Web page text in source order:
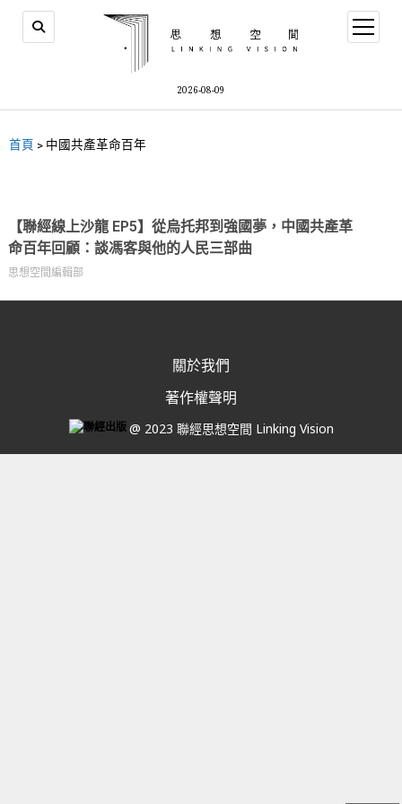
2026-08-09
首頁 > 中國共產革命百年
【聯經線上沙龍 EP5】從烏托邦到強國夢，中國共產革
命百年回顧：談馮客與他的人民三部曲
思想空間編輯部
關於我們
著作權聲明
@ 2023 聯經思想空間 Linking Vision